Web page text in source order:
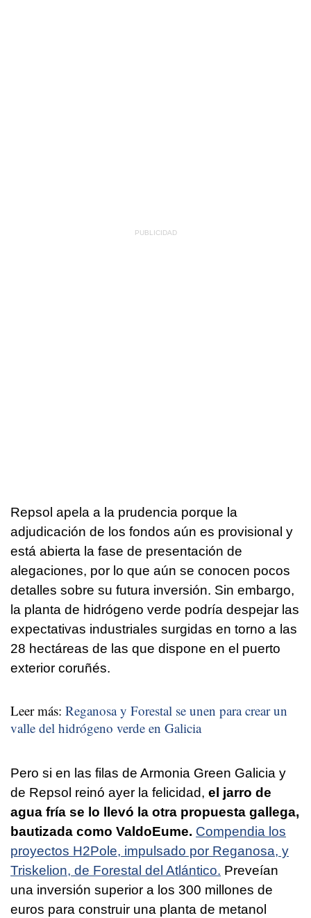
Repsol apela a la prudencia porque la
adjudicación de los fondos aún es provisional y
está abierta la fase de presentación de
alegaciones, por lo que aún se conocen pocos
detalles sobre su futura inversión. Sin embargo,
la planta de hidrógeno verde podría despejar las
expectativas industriales surgidas en torno a las
28 hectáreas de las que dispone en el puerto
exterior coruñés.
Leer más: Reganosa y Forestal se unen para crear un
valle del hidrógeno verde en Galicia
Pero si en las filas de Armonia Green Galicia y
de Repsol reinó ayer la felicidad, el jarro de
agua fría se lo llevó la otra propuesta gallega,
bautizada como ValdoEume. Compendia los
proyectos H2Pole, impulsado por Reganosa, y
Triskelion, de Forestal del Atlántico. Preveían
una inversión superior a los 300 millones de
euros para construir una planta de metanol